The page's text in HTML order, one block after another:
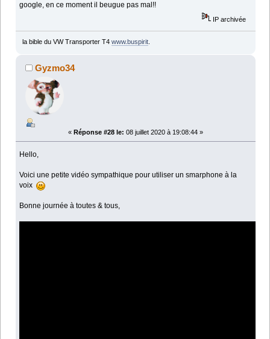
google, en ce moment il beugue pas mal!!
IP archivée
la bible du VW Transporter T4 www.buspirit.
Gyzmo34
« Réponse #28 le: 08 juillet 2020 à 19:08:44 »
Hello,
Voici une petite vidéo sympathique pour utiliser un smarphone à la
voix
Bonne journée à toutes & tous,